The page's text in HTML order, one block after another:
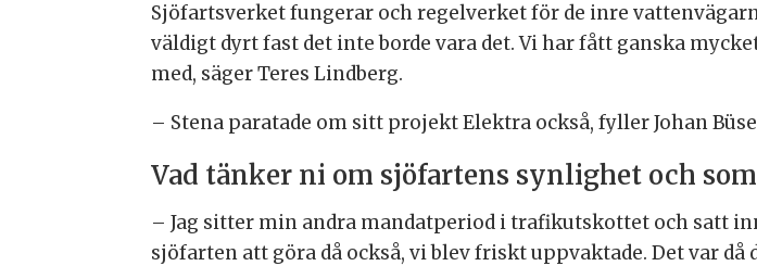
Sjöfartsverket fungerar och regelverket för de inre
väldigt dyrt fast det inte borde vara det. Vi har fått ganska
med, säger Teres Lindberg.
– Stena paratade om sitt projekt Elektra också, fyller Johan
Vad tänker ni om sjöfartens synlighet och
– Jag sitter min andra mandatperiod i trafikutskottet och satt
sjöfarten att göra då också, vi blev friskt uppvaktade. Det var